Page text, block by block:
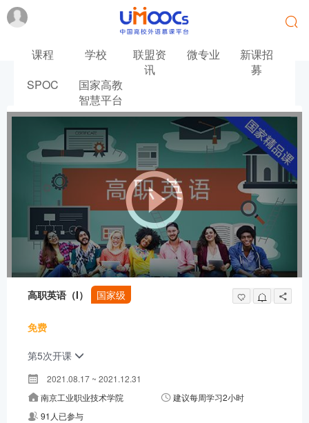
课程 学校
联盟资
讯
微专业
新课招
募
SPOC
国家高教
智慧平台
高职英语（I） 国家级
免费
第5次开课
2021.08.17 ~ 2021.12.31
南京工业职业技术学院
建议每周学习2小时
91人已参与